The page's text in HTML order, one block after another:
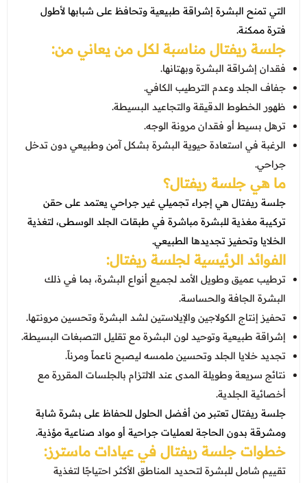
عروض العناية بالشعر
عروض الرجال
عروض جراحات التجميل
عروض قسم الطوارئ
عروض المختبر
عروض الاشعة
عروض الباطنة
عروض العظام
عروض الانف والاذن والحنجرة
عروض العلاج الطبيعي
التي تمنح البشرة إشراقة طبيعية وتحافظ على شبابها لأطول
فترة ممكنة.
جلسة ريفتال مناسبة لكل من يعاني من:
فقدان إشراقة البشرة وبهتانها.
جفاف الجلد وعدم الترطيب الكافي.
ظهور الخطوط الدقيقة والتجاعيد البسيطة.
ترهل بسيط أو فقدان مرونة الوجه.
الرغبة في استعادة حيوية البشرة بشكل آمن وطبيعي دون تدخل
جراحي.
ما هي جلسة ريفتال؟
جلسة ريفتال هي إجراء تجميلي غير جراحي يعتمد على حقن
تركيبة مغذية للبشرة مباشرة في طبقات الجلد الوسطى، لتغذية
الخلايا وتحفيز تجديدها الطبيعي.
الفوائد الرئيسية لجلسة ريفتال:
ترطيب عميق وطويل الأمد لجميع أنواع البشرة، بما في ذلك
البشرة الجافة والحساسة.
تحفيز إنتاج الكولاجين والإيلاستين لشد البشرة وتحسين مرونتها.
إشراقة طبيعية وتوحيد لون البشرة مع تقليل التصبغات البسيطة.
تجديد خلايا الجلد وتحسين ملمسه ليصبح ناعماً ومرناً.
نتائج سريعة وطويلة المدى عند الالتزام بالجلسات المقررة مع
أخصائية الجلدية.
جلسة ريفتال تعتبر من أفضل الحلول للحفاظ على بشرة شابة
ومشرقة بدون الحاجة لعمليات جراحية أو مواد صناعية مؤذية.
خطوات جلسة ريفتال في عيادات ماسترز:
تقييم شامل للبشرة لتحديد المناطق الأكثر احتياجًا لتغذية